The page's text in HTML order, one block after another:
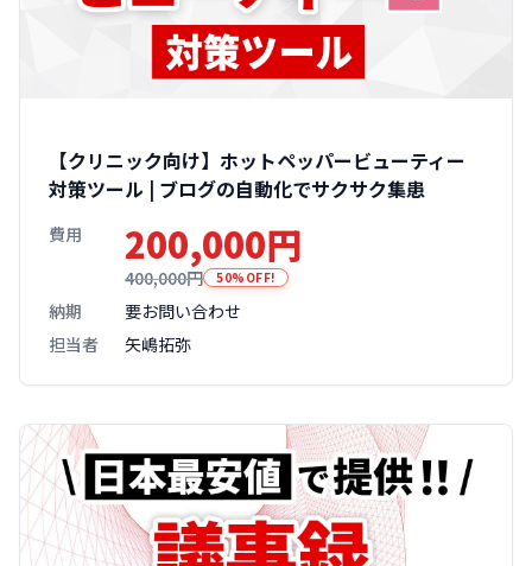
【クリニック向け】ホットペッパービューティー
対策ツール | ブログの自動化でサクサク集患
費用 200,000円
400,000円 50%OFF!
納期
要お問い合わせ
担当者
矢嶋拓弥